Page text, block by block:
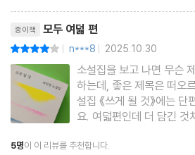
가가 지향하는
종이책 모두 여덟 편
| n***8 | 2025.10.30
소설집을 보고 나면 무슨
하는데, 좋은 제목은 떠오
설집 《쓰게 될 것》에는
요. 여덟편인데 더 담긴 것
그건 제가 이 책을 오래
래 봤다 해서 멈춰서 생각
5명이 이 리뷰를 추천합니다.